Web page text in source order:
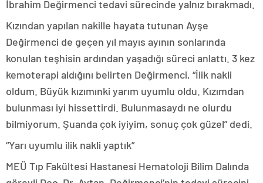
İbrahim Değirmenci tedavi sürecinde yalnız bırakmadı.
Kızından yapılan nakille hayata tutunan Ayşe
Değirmenci de geçen yıl mayıs ayının sonlarında
konulan teşhisin ardından yaşadığı süreci anlattı. 3 kez
kemoterapi aldığını belirten Değirmenci, “İlik nakli
oldum. Büyük kızımınki yarım uyumlu oldu. Kızımdan
bulunması iyi hissettirdi. Bulunmasaydı ne olurdu
bilmiyorum. Şuanda çok iyiyim, sonuç çok güzel” dedi.
“Yarı uyumlu ilik nakli yaptık”
MEÜ Tıp Fakültesi Hastanesi Hematoloji Bilim Dalında